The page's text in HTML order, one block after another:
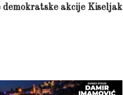
demokratske akcije Kiseljak